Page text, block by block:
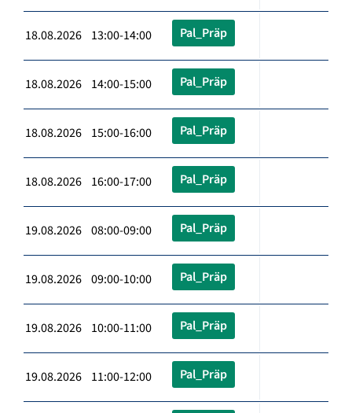
18.08.2026 13:00-14:00 Pal_Präp
18.08.2026 14:00-15:00 Pal_Präp
18.08.2026 15:00-16:00 Pal_Präp
18.08.2026 16:00-17:00 Pal_Präp
19.08.2026 08:00-09:00 Pal_Präp
19.08.2026 09:00-10:00 Pal_Präp
19.08.2026 10:00-11:00 Pal_Präp
19.08.2026 11:00-12:00 Pal_Präp